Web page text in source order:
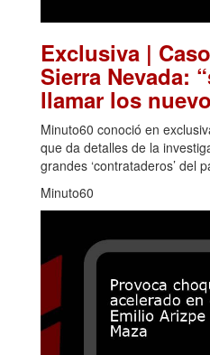
Exclusiva |
Sierra Nevada:
llamar los
Minuto60 conoció en
que da detalles de la
grandes ‘contrataderos’ del
Minuto60